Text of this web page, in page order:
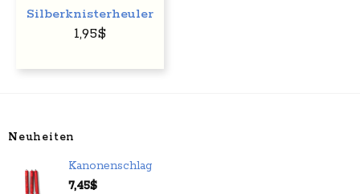
Silberknisterheuler
1,95$
Neuheiten
Kanonenschlag
7,45$